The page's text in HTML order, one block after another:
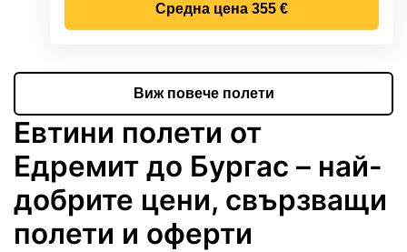
Средна цена 355 €
Виж повече полети
Евтини полети от
Едремит до Бургас – най-
добрите цени, свързващи
полети и оферти